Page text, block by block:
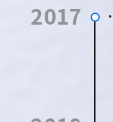
2017 ●